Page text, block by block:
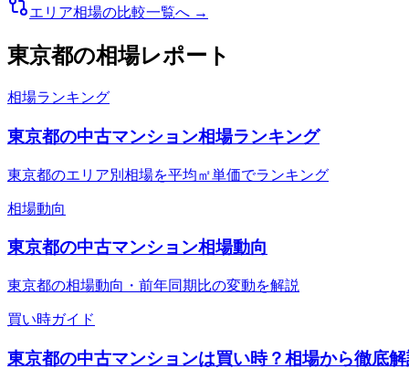
エリア相場の比較一覧へ →
東京都の相場レポート
相場ランキング
東京都の中古マンション相場ランキング
東京都のエリア別相場を平均㎡単価でランキング
相場動向
東京都の中古マンション相場動向
東京都の相場動向・前年同期比の変動を解説
買い時ガイド
東京都の中古マンションは買い時？相場から徹底